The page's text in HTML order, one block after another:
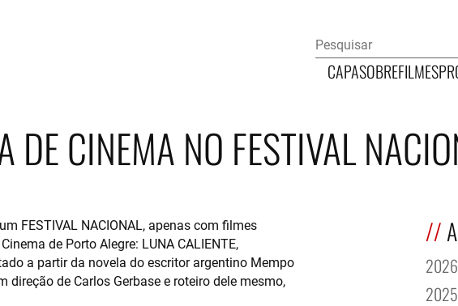
CAPASOBREFILMES
DE CINEMA NO FESTIVAL
FESTIVAL NACIONAL, apenas com filmes
de Porto Alegre: LUNA CALIENTE,
a partir da novela do escritor argentino Mempo
direção de Carlos Gerbase e roteiro dele mesmo,
2026
2025